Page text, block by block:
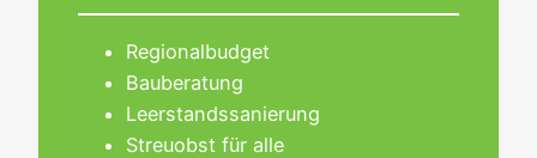
Regionalbudget
Bauberatung
Leerstandssanierung
Streuobst für alle